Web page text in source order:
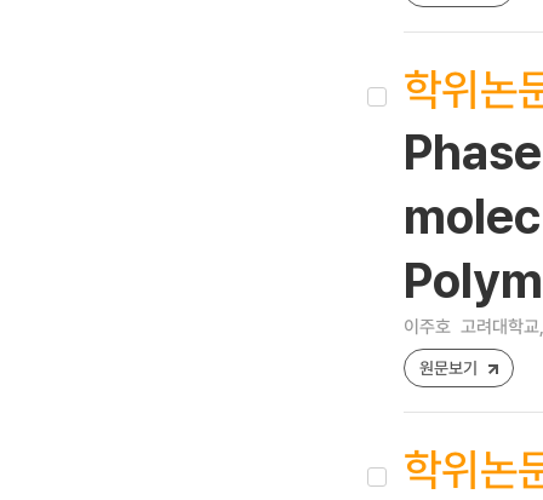
학위논
이주호 고려대학
원문보기
학위논